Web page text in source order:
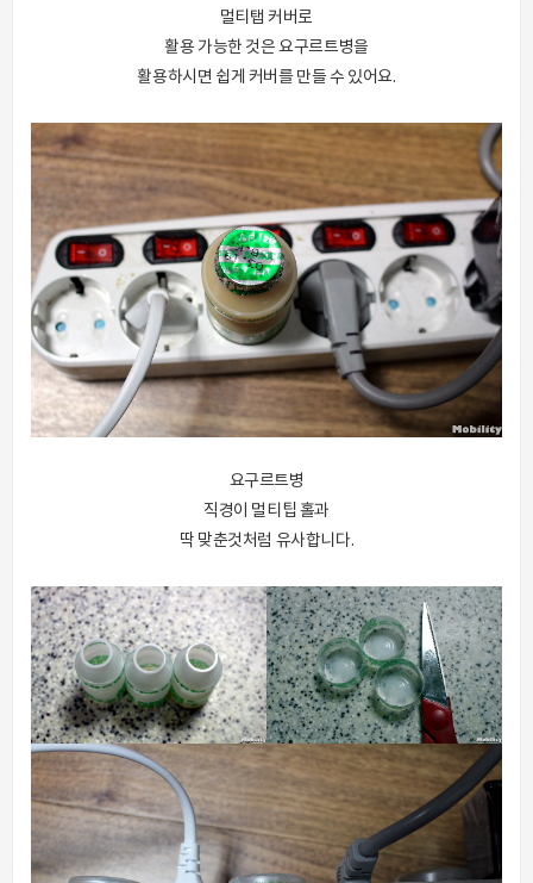
멀티탭 커버로
활용 가능한 것은 요구르트병을
활용하시면 쉽게 커버를 만들 수 있어요.
요구르트병
직경이 멀티팁 홀과
딱 맞춘것처럼 유사합니다.